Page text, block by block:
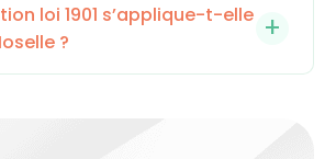
loi 1901 s’applique-t-elle
?